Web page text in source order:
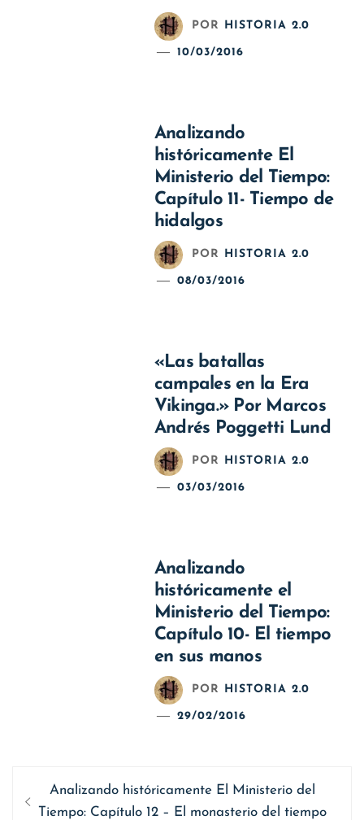
POR HISTORIA 2.0
10/03/2016
Analizando
históricamente El
Ministerio del Tiempo:
Capítulo 11- Tiempo de
hidalgos
POR HISTORIA 2.0
08/03/2016
«Las batallas
campales en la Era
Vikinga.» Por Marcos
Andrés Poggetti Lund
POR HISTORIA 2.0
03/03/2016
Analizando
históricamente el
Ministerio del Tiempo:
Capítulo 10- El tiempo
en sus manos
POR HISTORIA 2.0
29/02/2016
Navegación
de
Entrada
anterior
Analizando históricamente El Ministerio del
Tiempo: Capítulo 12 – El monasterio del tiempo